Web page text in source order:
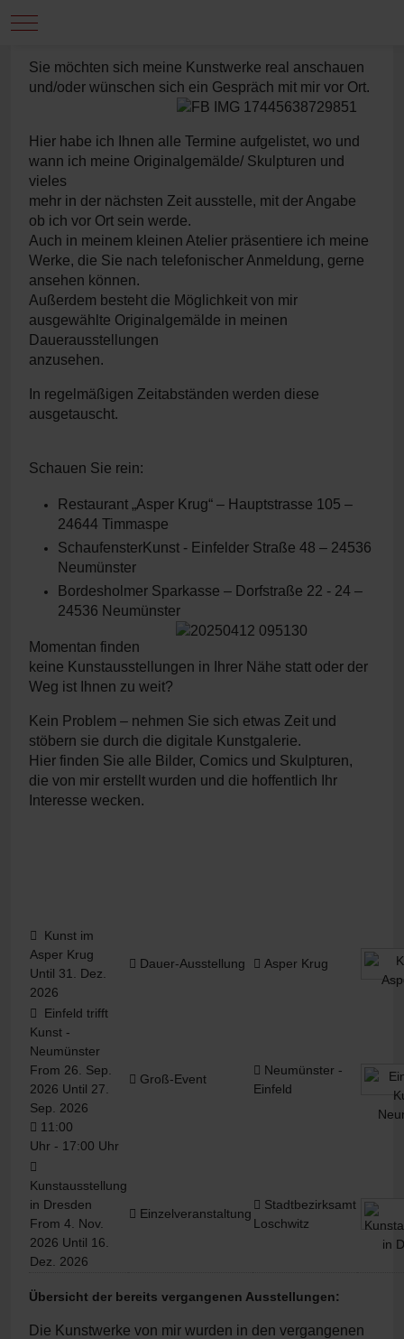
Mobile Menu Toggle
Sie möchten sich meine Kunstwerke real anschauen
und/oder wünschen sich ein Gespräch mit mir vor Ort.
Hier habe ich Ihnen alle Termine aufgelistet, wo und
wann ich meine Originalgemälde/ Skulpturen und
vieles
mehr in der nächsten Zeit ausstelle, mit der Angabe
ob ich vor Ort sein werde.
Auch in meinem kleinen Atelier präsentiere ich meine
Werke, die Sie nach telefonischer Anmeldung, gerne
ansehen können.
Außerdem besteht die Möglichkeit von mir
ausgewählte Originalgemälde in meinen
Dauerausstellungen
anzusehen.
In regelmäßigen Zeitabständen werden diese
ausgetauscht.
Schauen Sie rein:
Restaurant „Asper Krug“ – Hauptstrasse 105 –
24644 Timmaspe
SchaufensterKunst - Einfelder Straße 48 – 24536
Neumünster
Bordesholmer Sparkasse – Dorfstraße 22 - 24 –
24536 Neumünster
Momentan finden
keine Kunstausstellungen in Ihrer Nähe statt oder der
Weg ist Ihnen zu weit?
Kein Problem – nehmen Sie sich etwas Zeit und
stöbern sie durch die digitale Kunstgalerie.
Hier finden Sie alle Bilder, Comics und Skulpturen,
die von mir erstellt wurden und die hoffentlich Ihr
Interesse wecken.
Kunst im
Asper Krug
Until 31. Dez.
2026
Dauer-Ausstellung Asper Krug
Einfeld trifft
Kunst -
Neumünster
From 26. Sep.
2026 Until 27.
Sep. 2026
11:00
Uhr - 17:00 Uhr
Groß-Event
Neumünster -
Einfeld
Kunstausstellung
in Dresden
From 4. Nov.
2026 Until 16.
Dez. 2026
Einzelveranstaltung
Stadtbezirksamt
Loschwitz
Übersicht der bereits vergangenen Ausstellungen:
Die Kunstwerke von mir wurden in den vergangenen